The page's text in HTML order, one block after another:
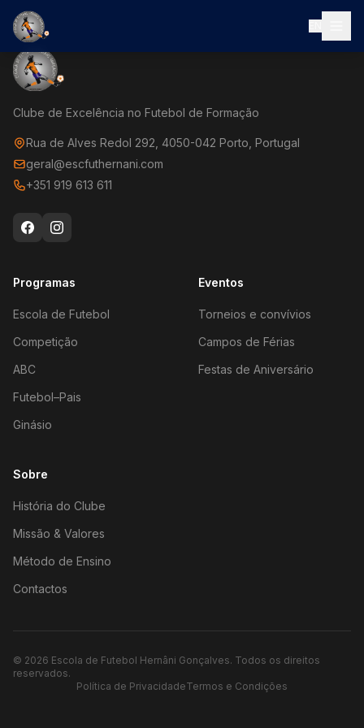
Clube de Excelência no Futebol de Formação
Rua de Alves Redol 292, 4050-042 Porto, Portugal
geral@escfuthernani.com
+351 919 613 611
Programas
Escola de Futebol
Competição
ABC
Futebol–Pais
Ginásio
Eventos
Torneios e convívios
Campos de Férias
Festas de Aniversário
Sobre
História do Clube
Missão & Valores
Método de Ensino
Contactos
© 2026 Escola de Futebol Hernâni Gonçalves. Todos os direitos
reservados.
Política de PrivacidadeTermos e Condições